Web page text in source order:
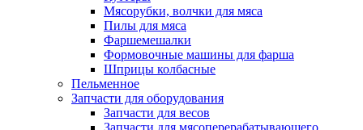
Мясорубки, волчки для мяса
Пилы для мяса
Фаршемешалки
Формовочные машины для фарша
Шприцы колбасные
Пельменное
Запчасти для оборудования
Запчасти для весов
Запчасти для мясоперерабатывающего